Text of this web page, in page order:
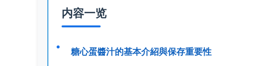
内容一览
糖心蛋醬汁的基本介紹與保存重要性